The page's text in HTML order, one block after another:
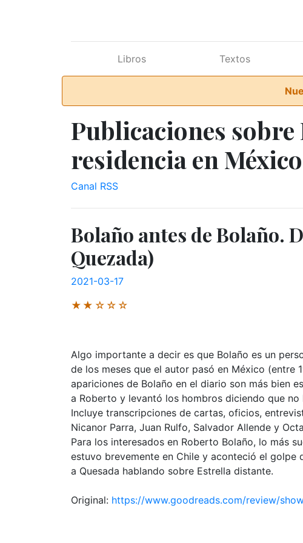
Libros Textos
Publicaciones
residencia en México
Canal RSS
Bolaño antes de Bolaño.
Quezada)
2021-03-17
★★☆☆☆
Algo importante a decir es que Bolaño es un
de los meses que el autor pasó en México (entre
apariciones de Bolaño en el diario son más bien
a Roberto y levantó los hombros diciendo que
Incluye transcripciones de cartas, oficios,
Nicanor Parra, Juan Rulfo, Salvador Allende y
Para los interesados en Roberto Bolaño, lo más
estuvo brevemente en Chile y aconteció el
a Quesada hablando sobre Estrella distante.
Original: https://www.goodreads.com/review/